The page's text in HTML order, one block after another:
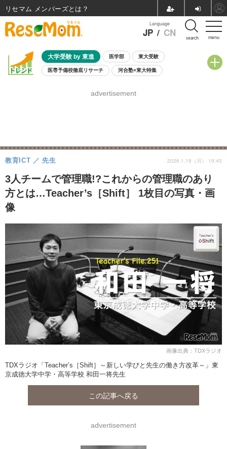
menu
Language
JP / CN search
大学受験 by 東進 医学部 東大受験
医専予備校徹底リサーチ 河合塾×東大特集
8月開催学校説明会・相談会
advertisement
3人チームで管理職!?これからの管理職のあり
方とは…Teacher’s［Shift］ 1枚目の写真・画
像
教育ICT 先生 2026.1.19（月） 19:45
画像出典：TDXラジオ
TDXラジオ「Teacher’s［Shift］～新しい学びと先生の働き方改革～」東
京成徳大学中学・高等学校 和田一将先生
この記事へ戻る
advertisement
リセマム メンバーズ